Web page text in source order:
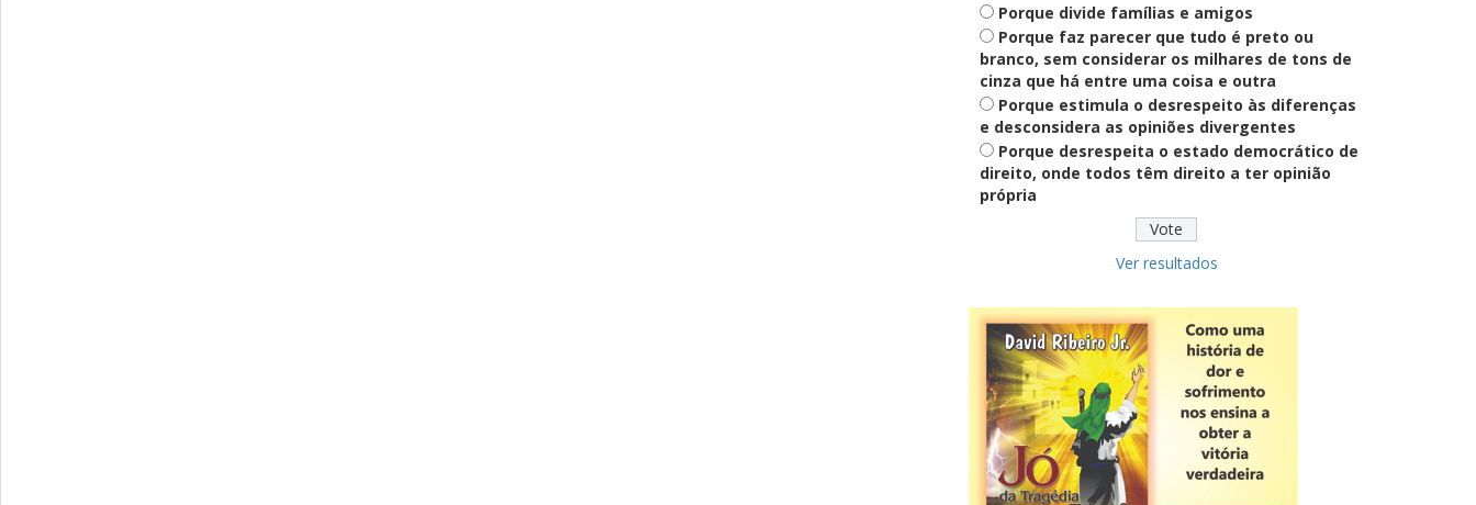
Definido
PT lança Patrus Ananias como
candidato ao governo de Minas
Gerais
Educação
Fies: pré-selecionados têm até
terça para complementar
CNPJ alfanumérico começa a ser
emitido nesta sexta
ver todas »
Porque divide famílias e amigos
Porque faz parecer que tudo é preto ou
branco, sem considerar os milhares de tons de
cinza que há entre uma coisa e outra
Porque estimula o desrespeito às diferenças
e desconsidera as opiniões divergentes
Porque desrespeita o estado democrático de
direito, onde todos têm direito a ter opinião
própria
Ver resultados